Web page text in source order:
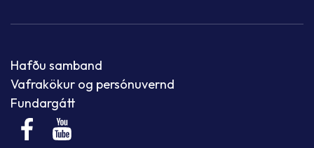
Hafðu samband
Vafrakökur og persónuvernd
Fundargátt